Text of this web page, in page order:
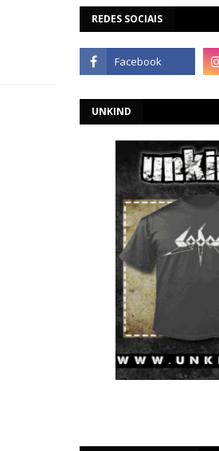
REDES SOCIAIS
UNKIND